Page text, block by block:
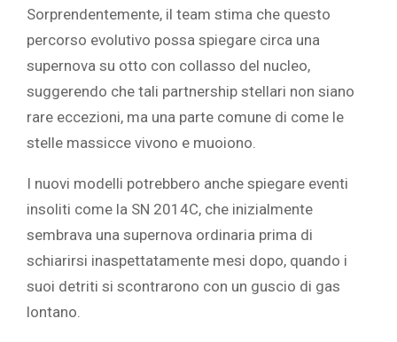
Sorprendentemente, il team stima che questo
percorso evolutivo possa spiegare circa una
supernova su otto con collasso del nucleo,
suggerendo che tali partnership stellari non siano
rare eccezioni, ma una parte comune di come le
stelle massicce vivono e muoiono.
I nuovi modelli potrebbero anche spiegare eventi
insoliti come la SN 2014C, che inizialmente
sembrava una supernova ordinaria prima di
schiarirsi inaspettatamente mesi dopo, quando i
suoi detriti si scontrarono con un guscio di gas
lontano.